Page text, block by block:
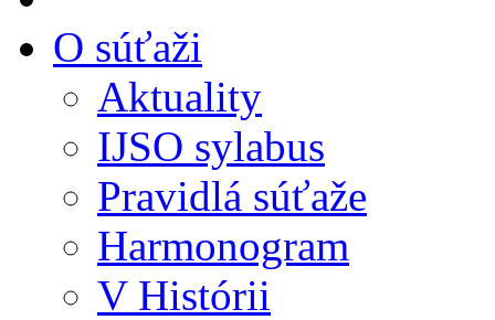
O súťaži
Aktuality
IJSO sylabus
Pravidlá súťaže
Harmonogram
V Histórii